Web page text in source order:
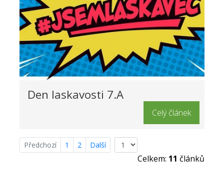
Den laskavosti 7.A
Celý článek
Předchozí 1 2 Další
Celkem: 11 článků